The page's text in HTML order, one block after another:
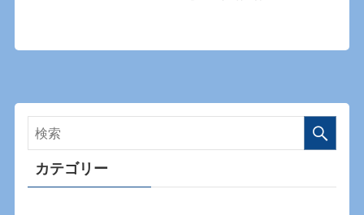
カテゴリー